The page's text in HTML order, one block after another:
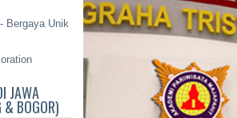
Bergaya Unik
JAWA
& BOGOR)